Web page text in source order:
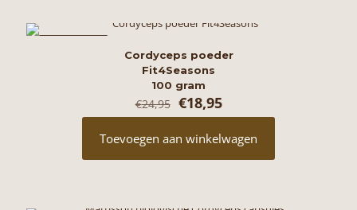
Cordyceps poeder
Fit4Seasons
100 gram
€24,95 Oorspronkelijke
prijs
was:
€24,95.
€18,95Huidige
prijs
is:
€18,95.
Toevoegen aan winkelwagen